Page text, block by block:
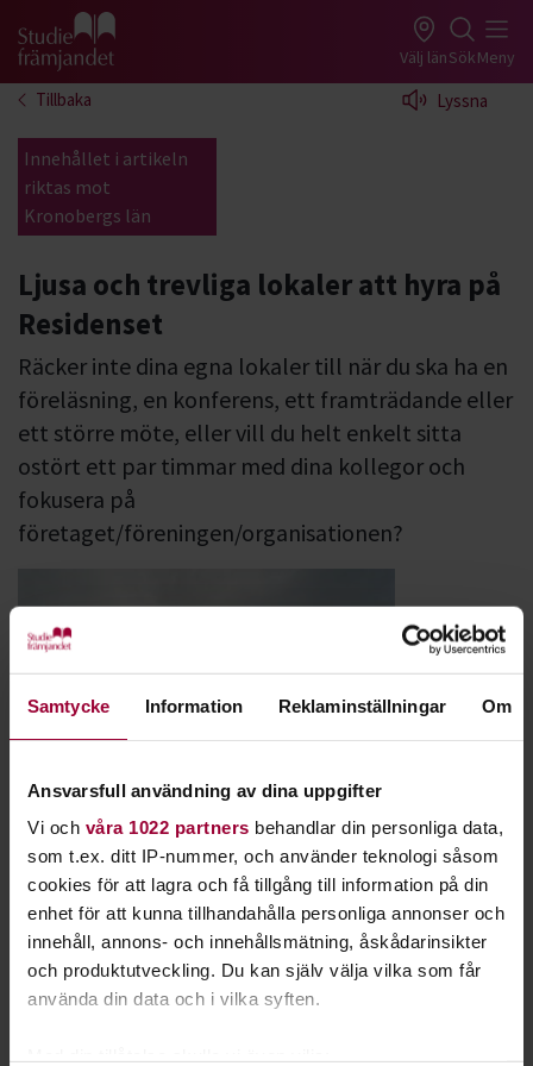
Samtycke Information Reklaminställningar Om
Ansvarsfull användning av dina uppgifter
Vi och våra 1022 partners behandlar din personliga data,
som t.ex. ditt IP-nummer, och använder teknologi såsom
cookies för att lagra och få tillgång till information på din
enhet för att kunna tillhandahålla personliga annonser och
innehåll, annons- och innehållsmätning, åskådarinsikter
och produktutveckling. Du kan själv välja vilka som får
använda din data och i vilka syften.
Gå till studiefrämjandets startsida Välj länSökMeny
Tillbaka Lyssna
Innehållet i artikeln
riktas mot
Kronobergs län
Ljusa och trevliga lokaler att hyra på
Residenset
Räcker inte dina egna lokaler till när du ska ha en
föreläsning, en konferens, ett framträdande eller
ett större möte, eller vill du helt enkelt sitta
ostört ett par timmar med dina kollegor och
fokusera på
företaget/föreningen/organisationen?
Vi har möjlighet att erbjuda föreningar, företag och
privatpersoner lokaler till förhyrning.
Startar ni en studiecirkel så finns det lokal att låna
kostnadfritt.
Hos oss finns 4 konferenslokaler i olika storlekar anpassade